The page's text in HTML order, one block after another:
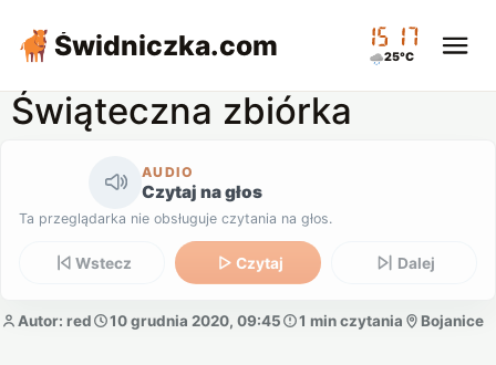
Świdniczka.com 15:17
25°C
Świąteczna zbiórka
AUDIO
Czytaj na głos
Ta przeglądarka nie obsługuje czytania na głos.
Wstecz Czytaj Dalej
Autor: red 10 grudnia 2020, 09:45 1 min czytania Bojanice